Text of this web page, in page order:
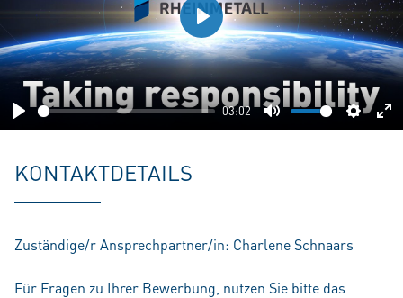
Play
03:02
Mute
Play
KONTAKTDETAILS
Zuständige/r Ansprechpartner/in: Charlene Schnaars
Für Fragen zu Ihrer Bewerbung, nutzen Sie bitte das